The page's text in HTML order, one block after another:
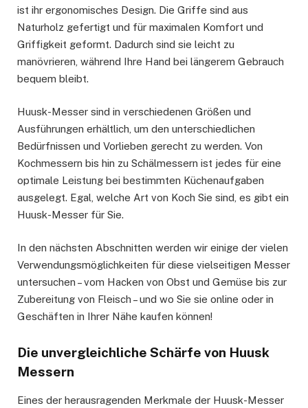
ist ihr ergonomisches Design. Die Griffe sind aus
Naturholz gefertigt und für maximalen Komfort und
Griffigkeit geformt. Dadurch sind sie leicht zu
manövrieren, während Ihre Hand bei längerem Gebrauch
bequem bleibt.
Huusk-Messer sind in verschiedenen Größen und
Ausführungen erhältlich, um den unterschiedlichen
Bedürfnissen und Vorlieben gerecht zu werden. Von
Kochmessern bis hin zu Schälmessern ist jedes für eine
optimale Leistung bei bestimmten Küchenaufgaben
ausgelegt. Egal, welche Art von Koch Sie sind, es gibt ein
Huusk-Messer für Sie.
In den nächsten Abschnitten werden wir einige der vielen
Verwendungsmöglichkeiten für diese vielseitigen Messer
untersuchen – vom Hacken von Obst und Gemüse bis zur
Zubereitung von Fleisch – und wo Sie sie online oder in
Geschäften in Ihrer Nähe kaufen können!
Die unvergleichliche Schärfe von Huusk
Messern
Eines der herausragenden Merkmale der Huusk-Messer